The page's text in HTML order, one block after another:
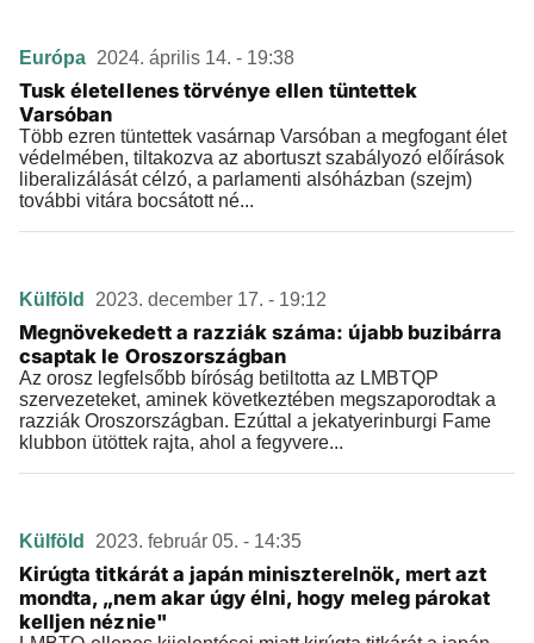
Európa 2024. április 14. - 19:38
Tusk életellenes törvénye ellen tüntettek
Varsóban
Több ezren tüntettek vasárnap Varsóban a megfogant élet
védelmében, tiltakozva az abortuszt szabályozó előírások
liberalizálását célzó, a parlamenti alsóházban (szejm)
további vitára bocsátott né...
Külföld 2023. december 17. - 19:12
Megnövekedett a razziák száma: újabb buzibárra
csaptak le Oroszországban
Az orosz legfelsőbb bíróság betiltotta az LMBTQP
szervezeteket, aminek következtében megszaporodtak a
razziák Oroszországban. Ezúttal a jekatyerinburgi Fame
klubbon ütöttek rajta, ahol a fegyvere...
Külföld 2023. február 05. - 14:35
Kirúgta titkárát a japán miniszterelnök, mert azt
mondta, „nem akar úgy élni, hogy meleg párokat
kelljen néznie"